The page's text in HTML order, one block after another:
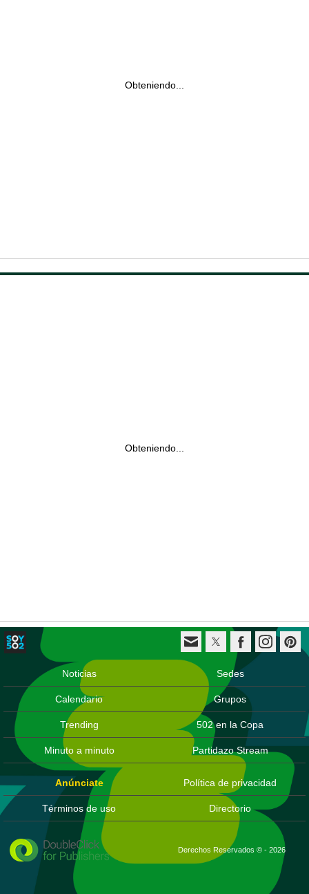
Obteniendo...
Obteniendo...
Noticias Sedes
Calendario Grupos
Trending 502 en la Copa
Minuto a minuto Partidazo Stream
Anúnciate Política de privacidad
Términos de uso Directorio
Derechos Reservados © - 2026